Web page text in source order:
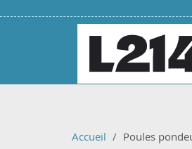
Accueil Poules